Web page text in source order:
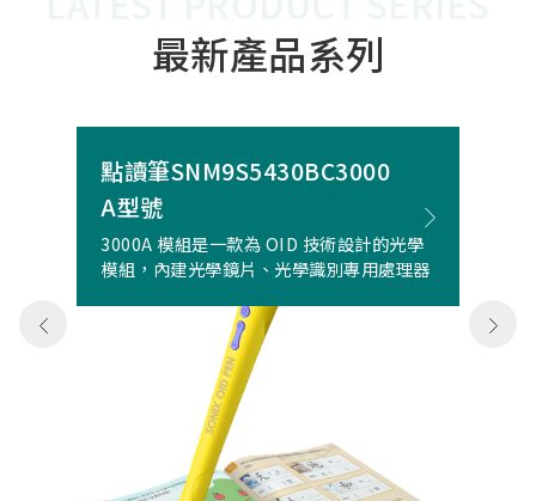
最新產品系列
點讀筆SNM9S5430BC3000
A型號
3000A 模組是一款為 OID 技術設計的光學
模組，內建光學鏡片、光學識別專用處理器